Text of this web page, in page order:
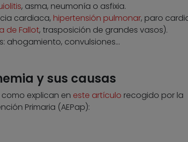
, asma, neumonía o asfixia.
cardiaca, hipertensión pulmonar, paro
de Fallot, trasposición de grandes vasos).
ahogamiento, convulsiones…
y sus causas
explican en este artículo recogido por la
Primaria (AEPap):